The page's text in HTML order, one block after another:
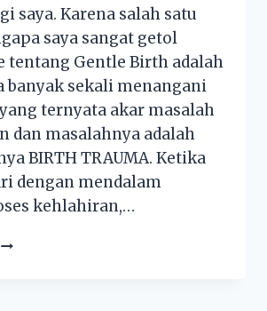
saya. Karena salah satu
saya sangat getol
tentang Gentle Birth adalah
banyak sekali menangani
ternyata akar masalah
dan masalahnya adalah
BIRTH TRAUMA. Ketika
dengan mendalam
kehlahiran,…